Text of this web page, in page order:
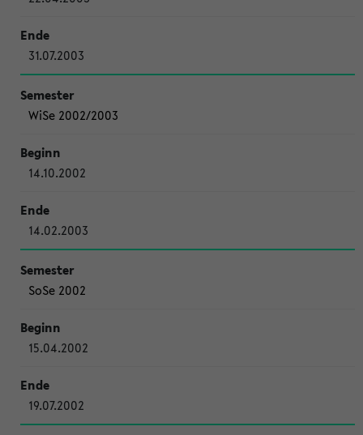
31.07.2003
WiSe 2002/2003
14.10.2002
14.02.2003
SoSe 2002
15.04.2002
19.07.2002